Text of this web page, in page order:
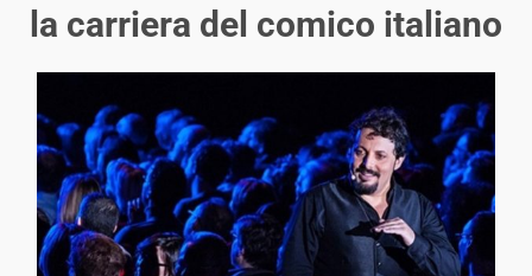
la carriera del comico italiano